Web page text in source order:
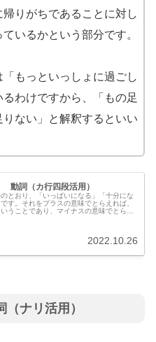
りがちであることに対し
いるかという部分です。
もっといっしょに過ごし
わけですから、「もの足
りない」と解釈するといい
動詞（カ行四段活用）
のとおり、「いっぱいになる」「十分にな
す。それをプラスの意味でとらえれば、
いうことであり、マイナスの意味でとらえ
2022.10.26
ナリ活用）